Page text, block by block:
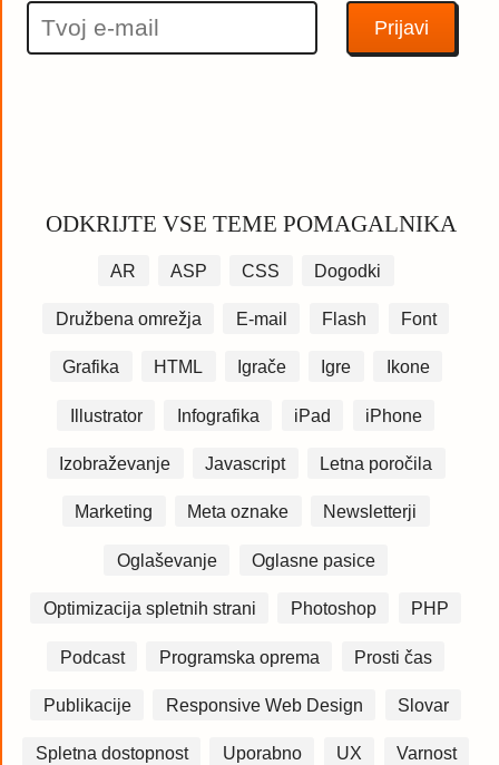
ODKRIJTE VSE TEME POMAGALNIKA
AR ASP CSS Dogodki
Družbena omrežja E-mail Flash Font
Grafika HTML Igrače Igre Ikone
Illustrator Infografika iPad iPhone
Izobraževanje Javascript Letna poročila
Marketing Meta oznake Newsletterji
Oglaševanje Oglasne pasice
Optimizacija spletnih strani Photoshop PHP
Podcast Programska oprema Prosti čas
Publikacije Responsive Web Design Slovar
Spletna dostopnost Uporabno UX Varnost